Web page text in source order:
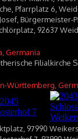
Pfarrplatz 6,
92637
Germania
Filialkirche
Württemberg,
97990